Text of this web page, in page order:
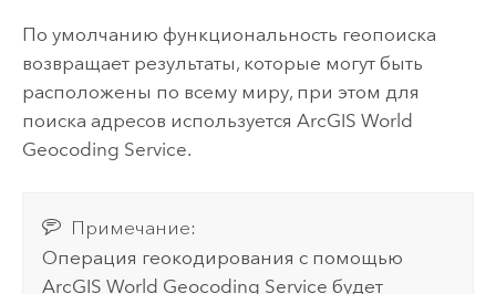
По умолчанию функциональность геопоиска
возвращает результаты, которые могут быть
расположены по всему миру, при этом для
поиска адресов используется ArcGIS World
Geocoding Service.
Примечание:
Операция геокодирования с помощью
ArcGIS World Geocoding Service будет